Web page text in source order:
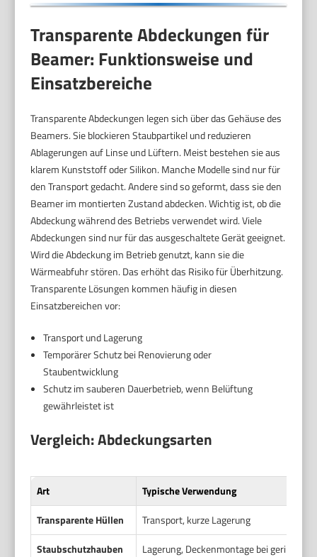
Transparente Abdeckungen für
Beamer: Funktionsweise und
Einsatzbereiche
Transparente Abdeckungen legen sich über das Gehäuse des
Beamers. Sie blockieren Staubpartikel und reduzieren
Ablagerungen auf Linse und Lüftern. Meist bestehen sie aus
klarem Kunststoff oder Silikon. Manche Modelle sind nur für
den Transport gedacht. Andere sind so geformt, dass sie den
Beamer im montierten Zustand abdecken. Wichtig ist, ob die
Abdeckung während des Betriebs verwendet wird. Viele
Abdeckungen sind nur für das ausgeschaltete Gerät geeignet.
Wird die Abdeckung im Betrieb genutzt, kann sie die
Wärmeabfuhr stören. Das erhöht das Risiko für Überhitzung.
Transparente Lösungen kommen häufig in diesen
Einsatzbereichen vor:
Transport und Lagerung
Temporärer Schutz bei Renovierung oder
Staubentwicklung
Schutz im sauberen Dauerbetrieb, wenn Belüftung
gewährleistet ist
Vergleich: Abdeckungsarten
Art
Typische Verwendung
Transparente Hüllen
Transport, kurze Lagerung
Staubschutzhauben
Lagerung, Deckenmontage bei geringem